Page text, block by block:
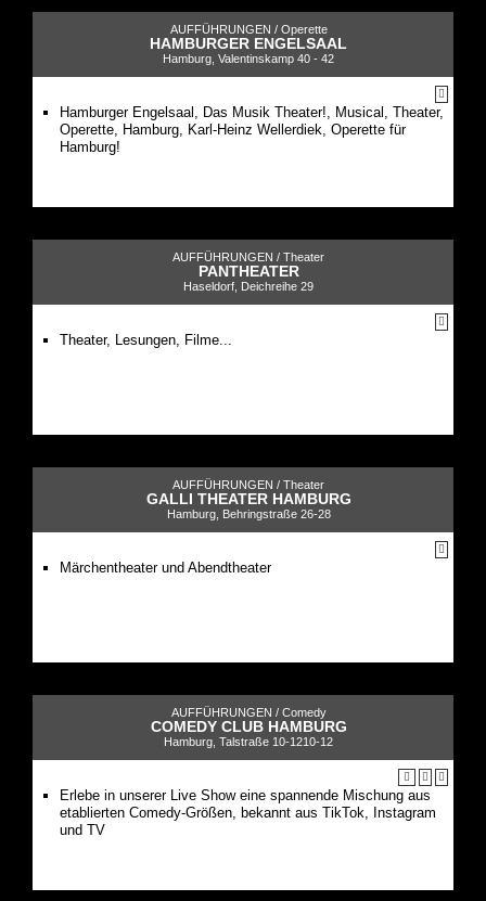
AUFFÜHRUNGEN / Operette
HAMBURGER ENGELSAAL
Hamburg, Valentinskamp 40 - 42
Hamburger Engelsaal, Das Musik Theater!, Musical, Theater,
Operette, Hamburg, Karl-Heinz Wellerdiek, Operette für
Hamburg!
AUFFÜHRUNGEN / Theater
PANTHEATER
Haseldorf, Deichreihe 29
Theater, Lesungen, Filme...
AUFFÜHRUNGEN / Theater
GALLI THEATER HAMBURG
Hamburg, Behringstraße 26-28
Märchentheater und Abendtheater
AUFFÜHRUNGEN / Comedy
COMEDY CLUB HAMBURG
Hamburg, Talstraße 10-1210-12
Erlebe in unserer Live Show eine spannende Mischung aus
etablierten Comedy-Größen, bekannt aus TikTok, Instagram
und TV